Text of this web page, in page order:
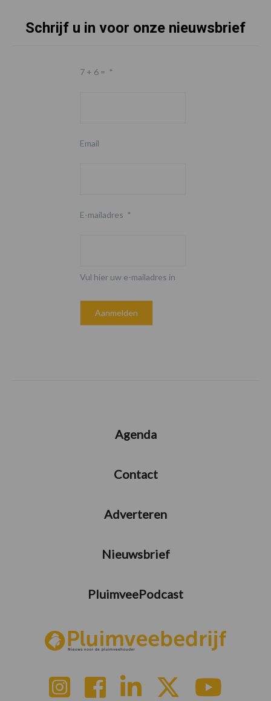
Schrijf u in voor onze nieuwsbrief
7 + 6 = *
Email
E-mailadres *
Vul hier uw e-mailadres in
Agenda
Contact
Adverteren
Nieuwsbrief
PluimveePodcast